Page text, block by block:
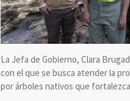
La Jefa de Gobierno, Clara
con el que se busca atender la
por árboles nativos que